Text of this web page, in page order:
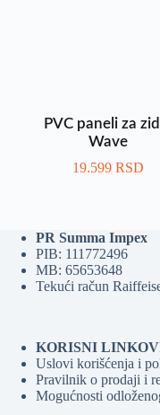
PVC paneli za
Wave
19.599RSD
PR Summa Impex
PIB: 111772496
MB: 65653648
Tekući račun
KORISNI
Uslovi korišćenja i
Pravilnik o prodaji i
Mogućnosti